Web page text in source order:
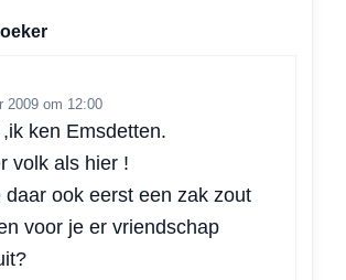
2009 om 12:00
ken Emsdetten.
volk als hier !
daar ook eerst een zak zout
voor je er vriendschap